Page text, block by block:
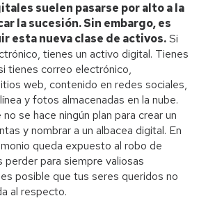
suelen pasarse por alto a la
la sucesión. Sin embargo, es
esta nueva clase de activos.Si
tienes un activo digital. Tienes
tienes correo electrónico,
web, contenido en redes sociales,
y fotos almacenadas en la nube.
se hace ningún plan para crear un
y nombrar a un albacea digital. En
queda expuesto al robo de
perder para siempre valiosas
posible que tus seres queridos no
al respecto.